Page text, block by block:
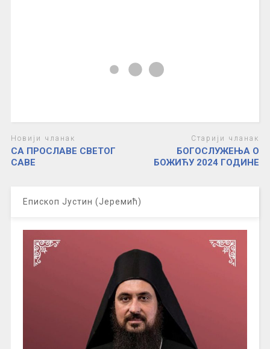
Новији чланак
СА ПРОСЛАВЕ СВЕТОГ
САВЕ
Старији чланак
БОГОСЛУЖЕЊА О
БОЖИЋУ 2024 ГОДИНЕ
Епископ Јустин (Јеремић)